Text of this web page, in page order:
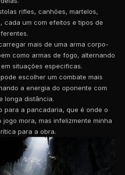
rifles, canhões, martelos,
cada um com efeitos e tipos de
mais de uma arma corpo-
como armas de fogo, alternando
situações especificas.
escolher um combate mais
a energia do oponente com
longa distância.
para a pancadaria, que é onde o
jogo mora, mas infelizmente minha
para a obra.